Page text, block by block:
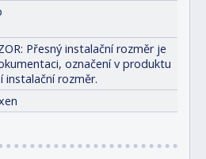
Přesný instalační rozměr je
označení v produktu
instalační rozměr.